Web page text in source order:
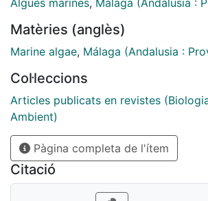
como los distintos factores
responsables de dicha distribución.
taxon Gracilario cervicornis (Turner)
novedad para la Península Ibérica,
Spermothamnion capitatum
Bonnemaisonia hamifera Hariot.
Algues marines, Màlaga (Andalusia :
Matèries (anglès)
Marine algae, Málaga (Andalusia :
Col·leccions
Articles publicats en revistes
Ambient)
Pàgina completa de l'ítem
Citació